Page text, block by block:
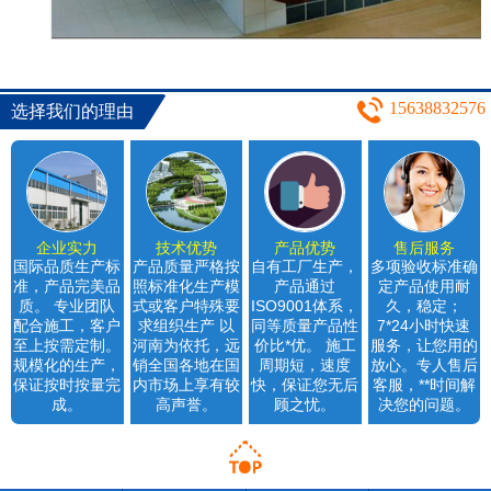
选择我们的理由 15638832576
企业实力
国际品质生产标
准，产品完美品
质。 专业团队
配合施工，客户
至上按需定制。
规模化的生产，
保证按时按量完
成。
技术优势
产品质量严格按
照标准化生产模
式或客户特殊要
求组织生产 以
河南为依托，远
销全国各地在国
内市场上享有较
高声誉。
产品优势
自有工厂生产，
产品通过
ISO9001体系，
同等质量产品性
价比*优。 施工
周期短，速度
快，保证您无后
顾之忧。
售后服务
多项验收标准确
定产品使用耐
久，稳定；
7*24小时快速
服务，让您用的
放心。专人售后
客服，**时间解
决您的问题。